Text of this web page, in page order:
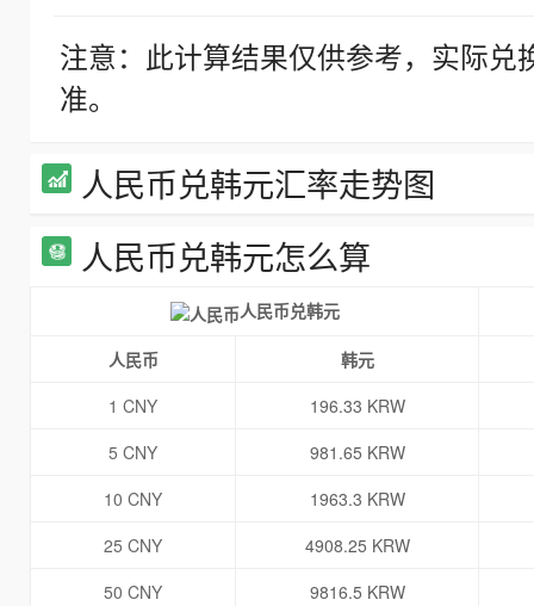
注意：此计算结果仅供参考，实际
准。
人民币兑韩元汇率走势图
人民币兑韩元怎么算
人民币兑韩元
人民币
韩元
1 CNY
196.33 KRW
5 CNY
981.65 KRW
10 CNY
1963.3 KRW
25 CNY
4908.25 KRW
50 CNY
9816.5 KRW